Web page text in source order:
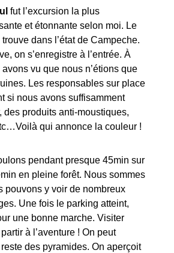
fut l’excursion la plus
et étonnante selon moi. Le
dans l’état de Campeche.
on s’enregistre à l’entrée. À
vu que nous n’étions que
Les responsables sur place
si nous avons suffisamment
des produits anti-moustiques,
qui annonce la couleur !
pendant presque 45min sur
en pleine forêt. Nous sommes
pouvons y voir de nombreux
Une fois le parking atteint,
une bonne marche. Visiter
à l’aventure ! On peut
des pyramides. On aperçoit